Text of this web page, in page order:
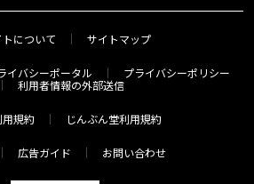
トについて サイトマップ
イバシーポータル
プライバシーポリシー
利用者情報の外部送信
規約 じんぶん堂利用規約
広告ガイド お問い合わせ